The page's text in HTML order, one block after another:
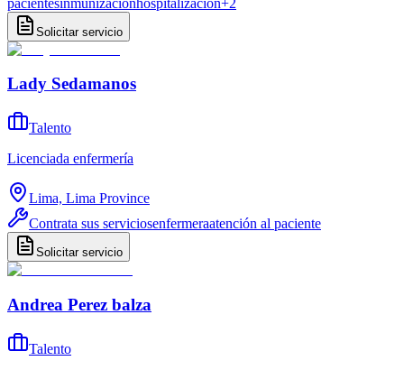
Solicitar servicio
Lady Sedamanos
Talento
Licenciada enfermería
Lima, Lima Province
Contrata sus serviciosenfermeraatención al paciente
Solicitar servicio
Andrea Perez balza
Talento